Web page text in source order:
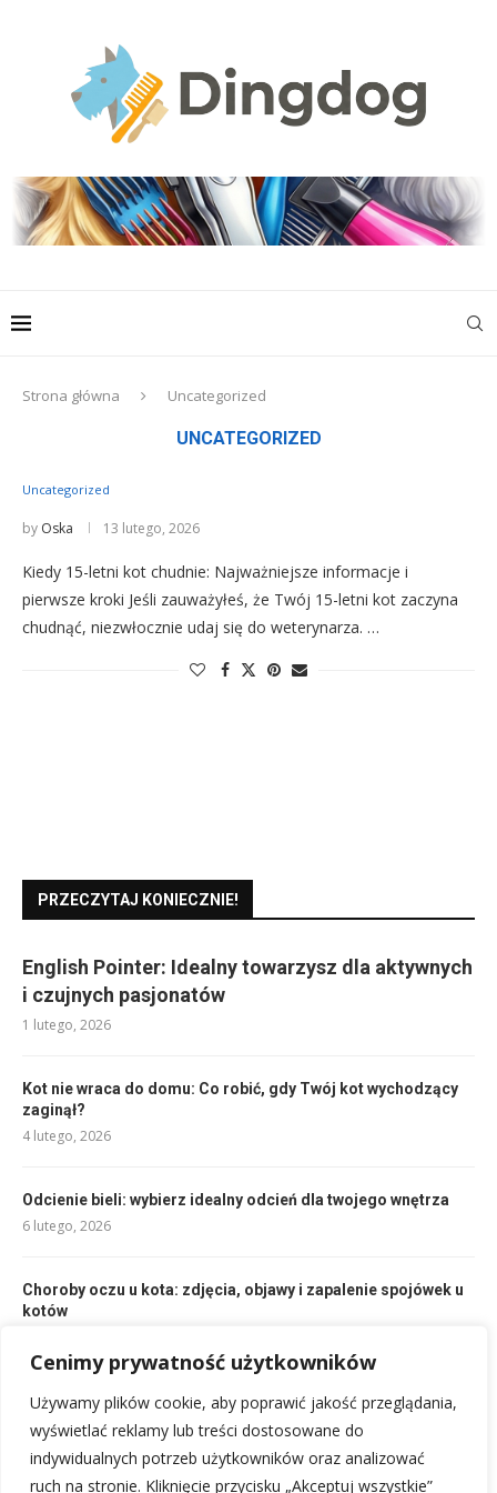
Cenimy prywatność użytkowników
Używamy plików cookie, aby poprawić jakość przeglądania,
wyświetlać reklamy lub treści dostosowane do
indywidualnych potrzeb użytkowników oraz analizować
ruch na stronie. Kliknięcie przycisku „Akceptuj wszystkie”
Strona główna Uncategorized
UNCATEGORIZED
Uncategorized
by Oska 13 lutego, 2026
Kiedy 15-letni kot chudnie: Najważniejsze informacje i
pierwsze kroki Jeśli zauważyłeś, że Twój 15-letni kot zaczyna
chudnąć, niezwłocznie udaj się do weterynarza. …
PRZECZYTAJ KONIECZNIE!
English Pointer: Idealny towarzysz dla aktywnych
i czujnych pasjonatów
1 lutego, 2026
Kot nie wraca do domu: Co robić, gdy Twój kot wychodzący
zaginął?
4 lutego, 2026
Odcienie bieli: wybierz idealny odcień dla twojego wnętrza
6 lutego, 2026
Choroby oczu u kota: zdjęcia, objawy i zapalenie spojówek u
kotów
Ile suchej karmy dla owczarka niemieckiego? Poradnik
żywieniowy
2 lutego, 2026